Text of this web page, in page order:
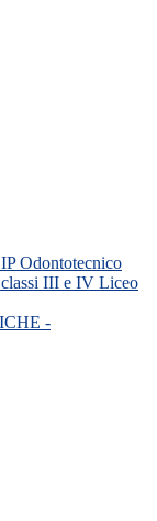
Odontotecnico
III e IV Liceo
-